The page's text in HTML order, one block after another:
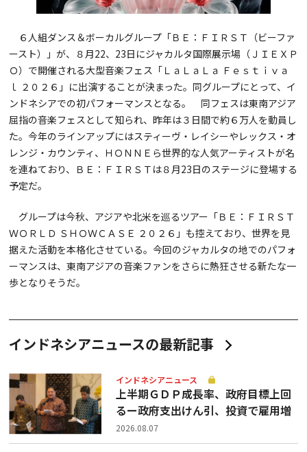
６人組ダンス＆ボーカルグループ「ＢＥ：ＦＩＲＳＴ（ビーファ
ースト）」が、８月22、23日にジャカルタ国際展示場（ＪＩＥＸＰ
Ｏ）で開催される大型音楽フェス「ＬａＬａＬａ Ｆｅｓｔｉｖａ
ｌ ２０２６」に出演することが決まった。同グループにとって、イ
ンドネシアでの初パフォーマンスとなる。 同フェスは東南アジア
屈指の音楽フェスとして知られ、昨年は３日間で約６万人を動員し
た。今年のラインアップにはスティーヴ・レイシーやレックス・オ
レンジ・カウンティ、ＨＯＮＮＥら世界的な人気アーティストが名
を連ねており、ＢＥ：ＦＩＲＳＴは８月23日のステージに登場する
予定だ。
グループは今秋、アジアや北米を巡るツアー「ＢＥ：ＦＩＲＳＴ
ＷＯＲＬＤ ＳＨＯＷＣＡＳＥ ２０２６」も控えており、世界を見
据えた活動を本格化させている。今回のジャカルタの地でのパフォ
ーマンスは、東南アジアの音楽ファンをさらに熱狂させる新たな一
歩となりそうだ。
インドネシアニュースの最新記事
インドネシアニュース
上半期ＧＤＰ成長率、政府目標上回
るー政府支出けん引、投資で雇用増
2026.08.07